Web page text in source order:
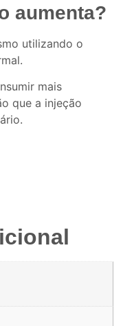
aumenta?
utilizando o
mais
que a injeção